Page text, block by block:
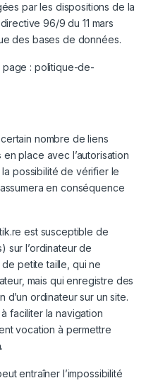
par les dispositions de la
96/9 du 11 mars
des bases de données.
page : politique-de-
nombre de liens
place avec l’autorisation
la possibilité de vérifier le
en conséquence
est susceptible de
sur l’ordinateur de
de petite taille, qui ne
mais qui enregistre des
d’un ordinateur sur un site.
faciliter la navigation
vocation à permettre
entraîner l’impossibilité